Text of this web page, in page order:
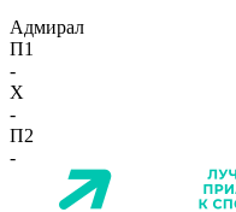
Адмирал
П1
-
X
-
П2
-